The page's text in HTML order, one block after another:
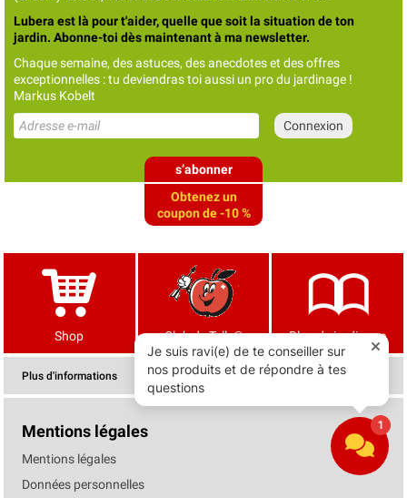
Lubera est là pour t'aider, quelle que soit la situation de ton
jardin. Abonne-toi dès maintenant à ma newsletter.
Chaque semaine, des astuces, des anecdotes et des offres
exceptionnelles : tu deviendras toi aussi un pro du jardinage !
Markus Kobelt
s’abonner
Obtenez un
coupon de -10 %
Shop Club de Tells® Blog de jardinage
Plus d'informations
Mentions légales
Mentions légales
Données personnelles